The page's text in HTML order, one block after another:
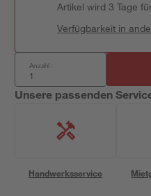
Artikel wird 3 Tage
Verfügbarkeit in
Anzahl:
Unsere passenden
Handwerksservice